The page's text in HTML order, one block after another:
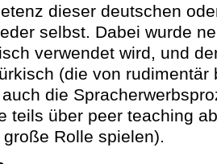
dieser deutschen
selbst. Dabei wurde
verwendet wird, und
(die von rudimentär
die
teils über peer teaching
Rolle spielen).